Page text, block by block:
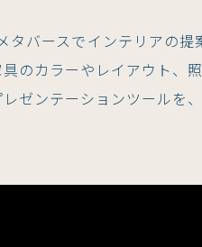
タバースでインテリアの
のカラーやレイアウト、
ゼンテーションツールを